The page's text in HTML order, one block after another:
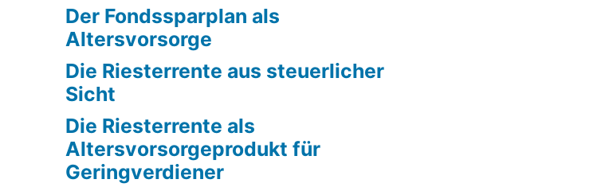
Der Fondssparplan als
Altersvorsorge
Die Riesterrente aus steuerlicher
Sicht
Die Riesterrente als
Altersvorsorgeprodukt für
Geringverdiener